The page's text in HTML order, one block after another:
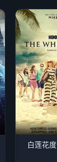
白莲花